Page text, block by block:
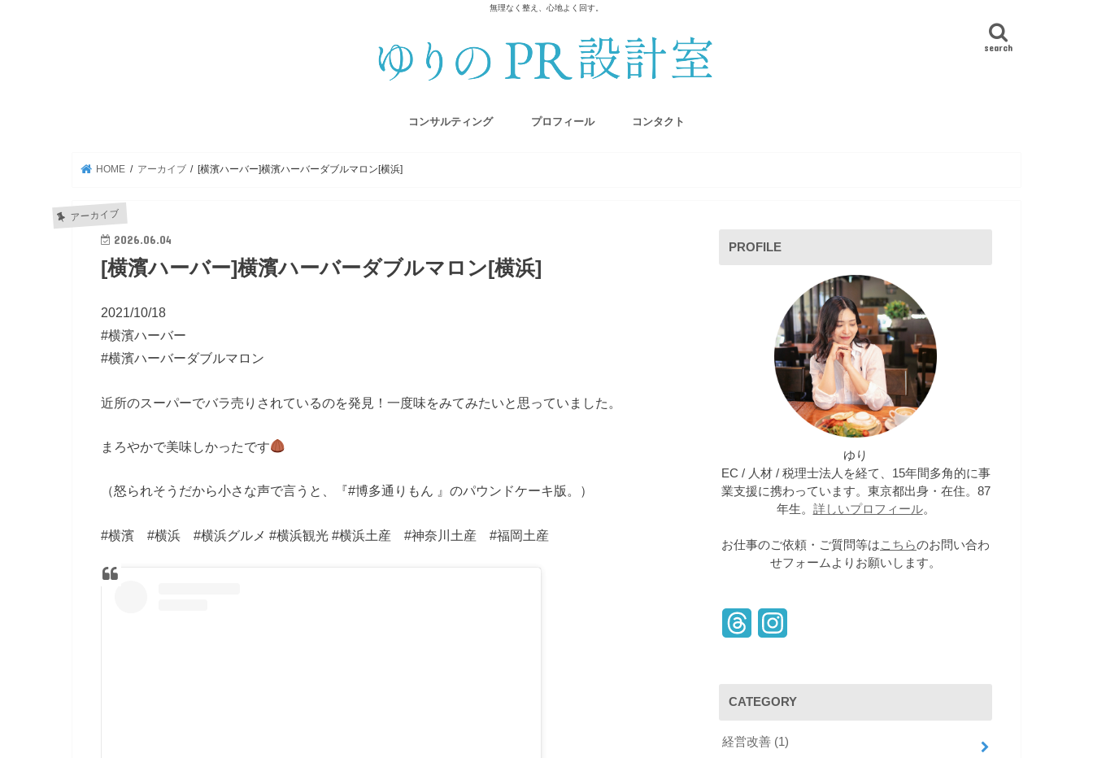
無理なく整え、心地よく回す。
search
コンサルティング プロフィール コンタクト
HOME アーカイブ [横濱ハーバー]横濱ハーバーダブルマロン[横浜]
アーカイブ
2026.06.04
[横濱ハーバー]横濱ハーバーダブルマロン[横浜]
2021/10/18
#横濱ハーバー
#横濱ハーバーダブルマロン
近所のスーパーでバラ売りされているのを発見！一度味をみてみたいと思っていました。
まろやかで美味しかったです
（怒られそうだから小さな声で言うと、『#博多通りもん 』のパウンドケーキ版。）
#横濱 #横浜 #横浜グルメ #横浜観光 #横浜土産 #神奈川土産 #福岡土産
PROFILE
ゆり
EC / 人材 / 税理士法人を経て、15年間多角的に事
業支援に携わっています。東京都出身・在住。87
年生。 詳しいプロフィール。
お仕事のご依頼・ご質問等はこちらのお問い合わ
せフォームよりお願いします。
e
a
t
a
CATEGORY
経営改善 (1)